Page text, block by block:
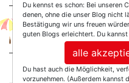
For
Du kennst es schon: Bei unseren
denen, ohne die unser Blog nicht
Bestätigung wir uns freuen
guten Blogs erleichtert. Du
alle
Du hast auch die Möglichkeit,
vorzunehmen. (Außerdem kannst